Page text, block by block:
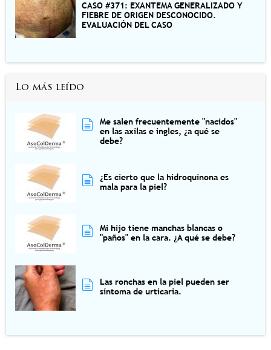
CASO #371: EXANTEMA GENERALIZADO Y
FIEBRE DE ORIGEN DESCONOCIDO.
EVALUACIÓN DEL CASO
Lo más leído
Me salen frecuentemente "nacidos"
en las axilas e ingles, ¿a qué se
debe?
¿Es cierto que la hidroquinona es
mala para la piel?
Mi hijo tiene manchas blancas o
"paños" en la cara. ¿A qué se debe?
Las ronchas en la piel pueden ser
síntoma de urticaria.